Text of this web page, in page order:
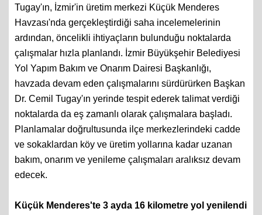
Tugay'ın, İzmir'in üretim merkezi Küçük Menderes
Havzası'nda gerçekleştirdiği saha incelemelerinin
ardından, öncelikli ihtiyaçların bulunduğu noktalarda
çalışmalar hızla planlandı. İzmir Büyükşehir Belediyesi
Yol Yapım Bakım ve Onarım Dairesi Başkanlığı,
havzada devam eden çalışmalarını sürdürürken Başkan
Dr. Cemil Tugay'ın yerinde tespit ederek talimat verdiği
noktalarda da eş zamanlı olarak çalışmalara başladı.
Planlamalar doğrultusunda ilçe merkezlerindeki cadde
ve sokaklardan köy ve üretim yollarına kadar uzanan
bakım, onarım ve yenileme çalışmaları aralıksız devam
edecek.
Küçük Menderes'te 3 ayda 16 kilometre yol yenilendi